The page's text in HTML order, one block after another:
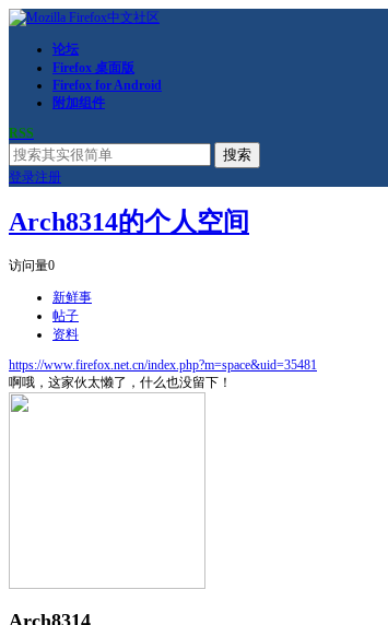
论坛
Firefox 桌面版
Firefox for Android
附加组件
RSS
搜索
登录注册
Arch8314的个人空间
访问量0
新鲜事
帖子
资料
https://www.firefox.net.cn/index.php?m=space&uid=35481
啊哦，这家伙太懒了，什么也没留下！